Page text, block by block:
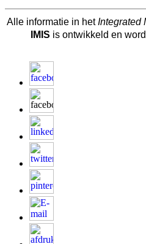
Alle informatie in hetIntegrated
IMIS is ontwikkeld en